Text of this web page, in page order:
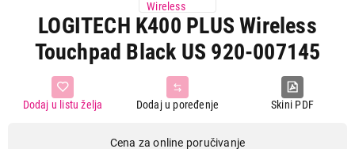
LOGITECH K400 PLUS Wireless
Touchpad Black US 920-007145
Skini PDF
Dodaj u poređenje
Dodaj u listu želja
Cena za online poručivanje